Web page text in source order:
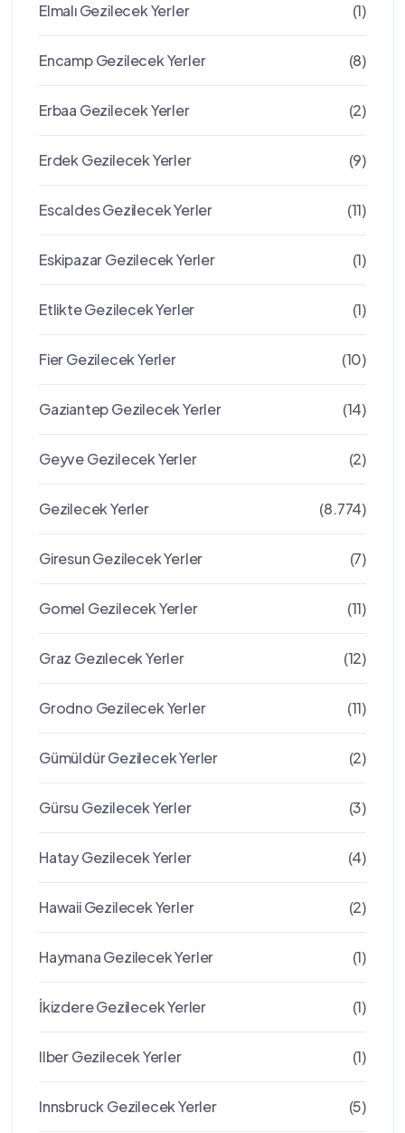
Elmalı Gezilecek Yerler (1)
Encamp Gezilecek Yerler (8)
Erbaa Gezilecek Yerler (2)
Erdek Gezilecek Yerler (9)
Escaldes Gezilecek Yerler (11)
Eskipazar Gezilecek Yerler (1)
Etlikte Gezilecek Yerler (1)
Fier Gezilecek Yerler (10)
Gaziantep Gezilecek Yerler (14)
Geyve Gezilecek Yerler (2)
Gezilecek Yerler (8.774)
Giresun Gezilecek Yerler (7)
Gomel Gezilecek Yerler (11)
Graz Gezılecek Yerler (12)
Grodno Gezilecek Yerler (11)
Gümüldür Gezilecek Yerler (2)
Gürsu Gezilecek Yerler (3)
Hatay Gezilecek Yerler (4)
Hawaii Gezilecek Yerler (2)
Haymana Gezilecek Yerler (1)
İkizdere Gezilecek Yerler (1)
Ilber Gezilecek Yerler (1)
Innsbruck Gezilecek Yerler (5)